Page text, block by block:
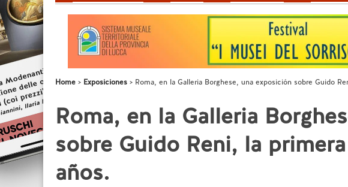
Home Exposiciones Roma, en la Galleria Borghese, una exposición sobre Guido
Roma, en la Galleria
sobre Guido Reni, la
años.